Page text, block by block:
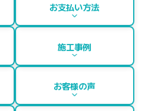
お支払い方法
施工事例
お客様の声